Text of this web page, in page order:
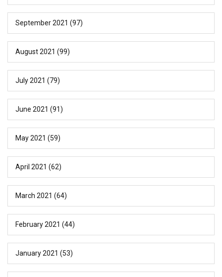
September 2021 (97)
August 2021 (99)
July 2021 (79)
June 2021 (91)
May 2021 (59)
April 2021 (62)
March 2021 (64)
February 2021 (44)
January 2021 (53)